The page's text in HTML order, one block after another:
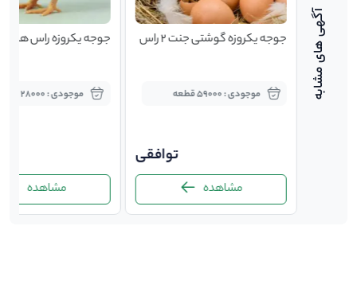
جوجه یکروزه گوشتی جنت 2 راس
موجودی : 59000 قطعه
توافقی
مشاهده
جوجه یکروزه راس هما
موجودی : 28000 قطعه
مشاهده